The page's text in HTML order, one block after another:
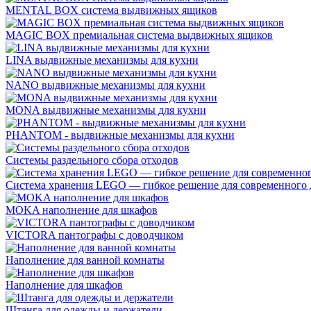
MENTAL BOX система выдвижных ящиков
MAGIC BOX премиальная система выдвижных ящиков
LINA выдвижные механизмы для кухни
NANO выдвижные механизмы для кухни
MONA выдвижные механизмы для кухни
PHANTOM - выдвижные механизмы для кухни
Системы раздельного сбора отходов
Система хранения LEGO — гибкое решение для современного
MOKA наполнение для шкафов
VICTORA пантографы с доводчиком
Наполнение для ванной комнаты
Наполнение для шкафов